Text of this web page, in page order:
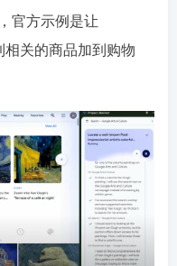
官方示例是让
关的商品加到购物